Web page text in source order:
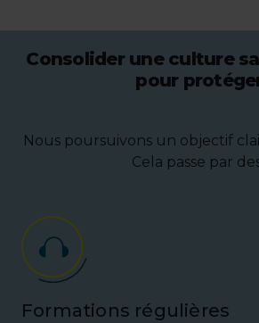
Consolider une culture
pour
Nous poursuivons un objectif
Cela passe par
Formations régulières